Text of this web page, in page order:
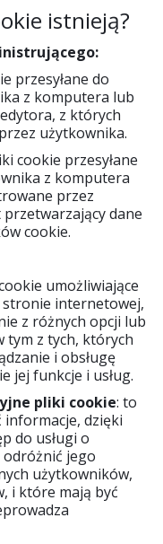
istnieją?
przesyłane do
z komputera lub
z których
użytkownika.
cookie przesyłane
z komputera
przez
dane
cookie.
umożliwiające
internetowej,
z różnych opcji lub
tym z tych, których
i obsługę
jej funkcje i usług.
pliki cookie: to
dzięki
do usługi o
jego
użytkowników,
i które mają być